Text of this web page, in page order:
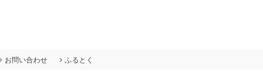
お問い合わせ ふるとく